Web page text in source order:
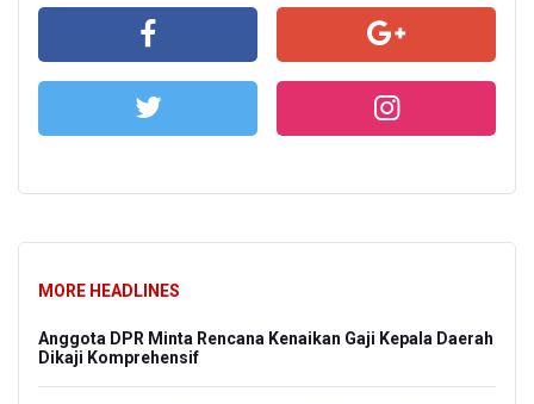
MORE HEADLINES
Anggota DPR Minta Rencana Kenaikan Gaji Kepala Daerah
Dikaji Komprehensif